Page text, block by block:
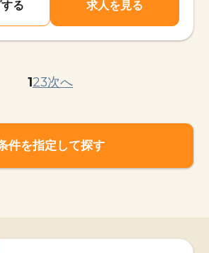
る 求人を見る
123次へ
件を指定して探す